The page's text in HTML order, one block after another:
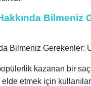
Bilmeniz
Bilmeniz Gerekenler:
kazanan bir
etmek için